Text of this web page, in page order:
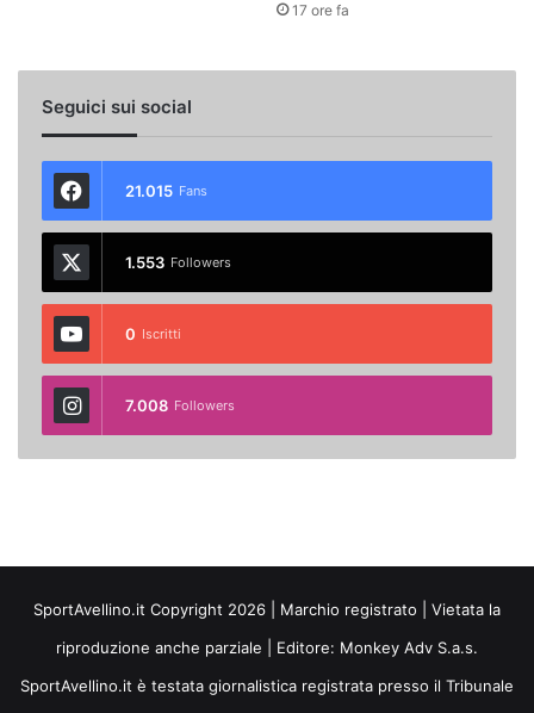
17 ore fa
Seguici sui social
21.015 Fans
1.553 Followers
0 Iscritti
7.008 Followers
SportAvellino.it Copyright 2026 | Marchio registrato | Vietata la
riproduzione anche parziale | Editore: Monkey Adv S.a.s.
SportAvellino.it è testata giornalistica registrata presso il Tribunale